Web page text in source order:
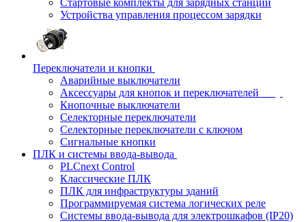
Стартовые комплекты для зарядных станций
Устройства управления процессом зарядки
Переключатели и кнопки
Аварийные выключатели
Аксессуары для кнопок и переключателей
Кнопочные выключатели
Селекторные переключатели
Селекторные переключатели с ключом
Сигнальные кнопки
ПЛК и системы ввода-вывода
PLCnext Control
Классические ПЛК
ПЛК для инфраструктуры зданий
Программируемая система логических реле
Системы ввода-вывода для электрошкафов (IP20)